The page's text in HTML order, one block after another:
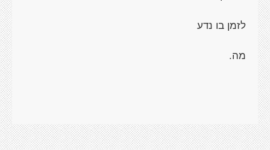
לזמן בו נדע
מה.